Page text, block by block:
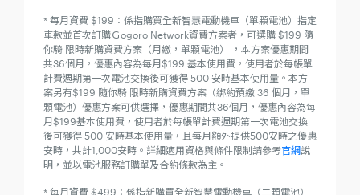
* 每月資費 $199：係指購買全新智慧電動機車（單顆電池）指定
車款並首次訂購Ｇogoro Network資費方案者，可選購 $199 隨
你騎 限時新購資費方案（月繳，單顆電池） ，本方案優惠期間
共36個月，優惠內容為每月$199 基本使用費，使用者於每帳單
計費週期第一次電池交換後可獲得 500 安時基本使用量。本方
案另有$199 隨你騎 限時新購資費方案（綁約預繳 36 個月，單
顆電池）優惠方案可供選擇，優惠期間共36個月，優惠內容為每
月$199基本使用費，使用者於每帳單計費週期第一次電池交換
後可獲得 500 安時基本使用量，且每月額外提供500安時之優惠
安時，共計1,000安時。詳細適用資格與條件限制請參考官網說
明，並以電池服務訂購單及合約條款為主。
* 每月資費 $499：係指新購買全新智慧電動機車（二顆電池）